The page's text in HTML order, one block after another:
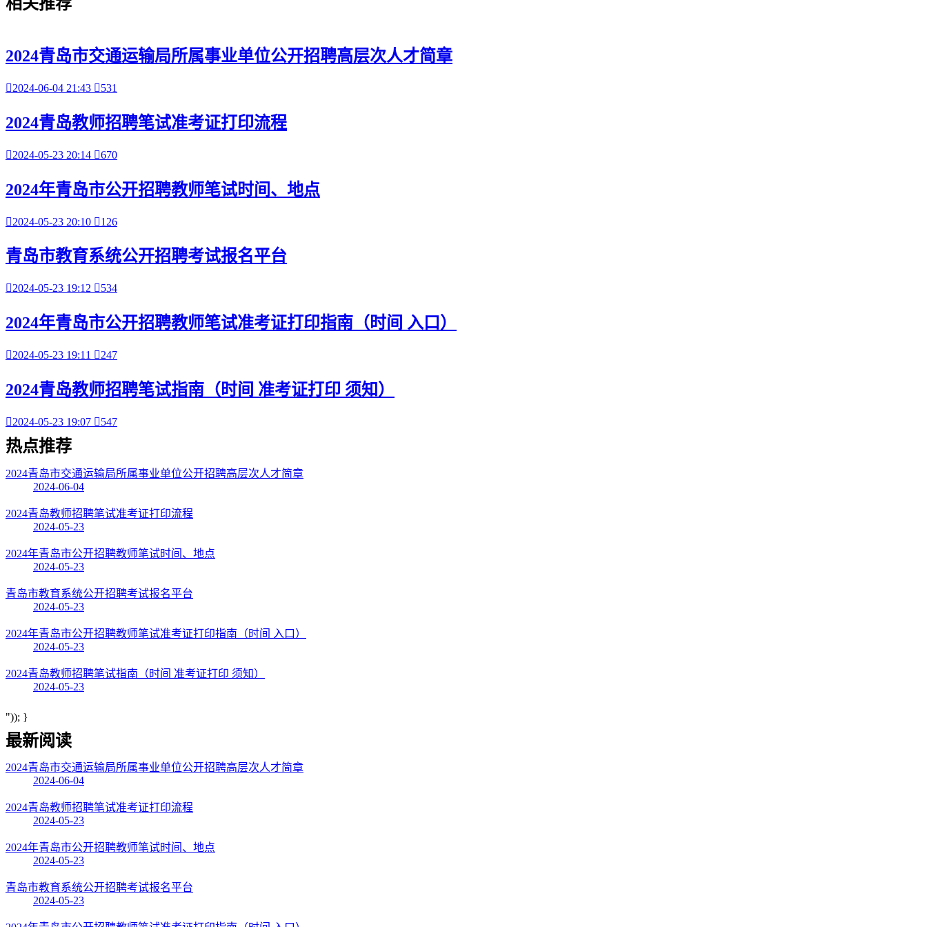
相关推荐
2024青岛市交通运输局所属事业单位公开招聘高层次人才简章
2024-06-04 21:43 531
2024青岛教师招聘笔试准考证打印流程
2024-05-23 20:14 670
2024年青岛市公开招聘教师笔试时间、地点
2024-05-23 20:10 126
青岛市教育系统公开招聘考试报名平台
2024-05-23 19:12 534
2024年青岛市公开招聘教师笔试准考证打印指南（时间 入口）
2024-05-23 19:11 247
2024青岛教师招聘笔试指南（时间 准考证打印 须知）
2024-05-23 19:07 547
热点推荐
2024青岛市交通运输局所属事业单位公开招聘高层次人才简章
2024-06-04
2024青岛教师招聘笔试准考证打印流程
2024-05-23
2024年青岛市公开招聘教师笔试时间、地点
2024-05-23
青岛市教育系统公开招聘考试报名平台
2024-05-23
2024年青岛市公开招聘教师笔试准考证打印指南（时间 入口）
2024-05-23
2024青岛教师招聘笔试指南（时间 准考证打印 须知）
2024-05-23
")); }
最新阅读
2024青岛市交通运输局所属事业单位公开招聘高层次人才简章
2024-06-04
2024青岛教师招聘笔试准考证打印流程
2024-05-23
2024年青岛市公开招聘教师笔试时间、地点
2024-05-23
青岛市教育系统公开招聘考试报名平台
2024-05-23